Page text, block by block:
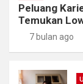
Peluang
Temukan
7 bulan ago